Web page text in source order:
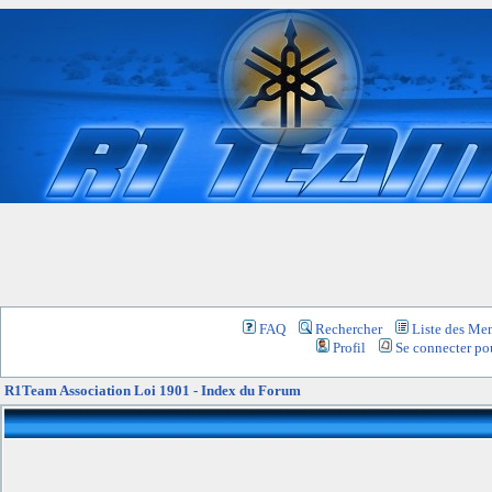
FAQ Rechercher
Liste des
Profil
Se connecter
R1Team Association Loi 1901 - Index du Forum